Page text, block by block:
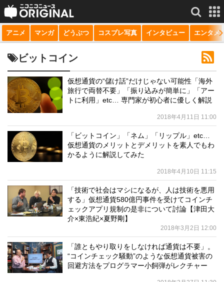
サービス一覧 もっと見る
niconico
動画
生放送
ニュース
チャンネル
マンガ
アニメ マンガ どうぶつ コスプレ写真 インタビュー エンタメ
ビットコイン
仮想通貨の“儲け話”だけじゃない可能性「海外
旅行で両替不要」「振り込みが簡単に」「アー
トに利用」etc… 専門家が初心者に優しく解説
2018年4月11日 11:00
「ビットコイン」「ネム」「リップル」etc…
仮想通貨のメリットとデメリットを素人でもわ
かるように解説してみた
2018年4月10日 11:15
「技術で社会はマシになるが、人は技術を悪用
する」仮想通貨580億円事件を受けてコインチ
ェックアプリ規制の是非について討論【津田大
介×東浩紀×夏野剛】
2018年3月2日 12:00
「誰ともやり取りをしなければ通貨は不要」。
“コインチェック騒動”のような仮想通貨被害の
回避方法をプログラマー小飼弾がレクチャー